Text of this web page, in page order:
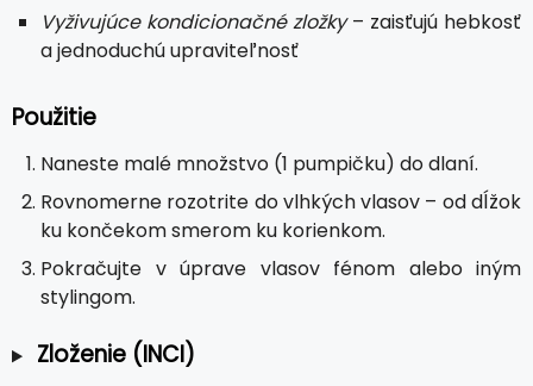
Vyživujúce kondicionačné zložky– zaisťujú hebkosť
a jednoduchú upraviteľnosť
Použitie
Naneste malé množstvo (1 pumpičku) do dlaní.
Rovnomerne rozotrite do vlhkých vlasov – od dĺžok
ku končekom smerom ku korienkom.
Pokračujte v úprave vlasov fénom alebo iným
stylingom.
Zloženie (INCI)